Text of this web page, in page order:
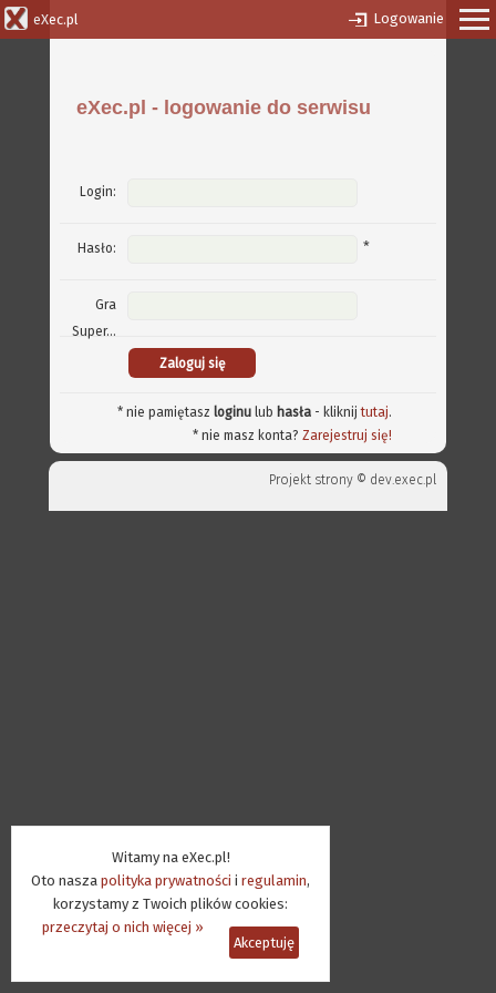
Witamy na eXec.pl!
Oto nasza polityka prywatności i regulamin,
korzystamy z Twoich plików cookies:
przeczytaj o nich więcej »
Akceptuję
eXec.pl Logowanie
eXec.pl - logowanie do serwisu
Login:
Hasło: *
Gra
Super...
* nie pamiętasz loginu lub hasła - kliknijtutaj.
* nie masz konta? Zarejestruj się!
Projekt strony © dev.exec.pl